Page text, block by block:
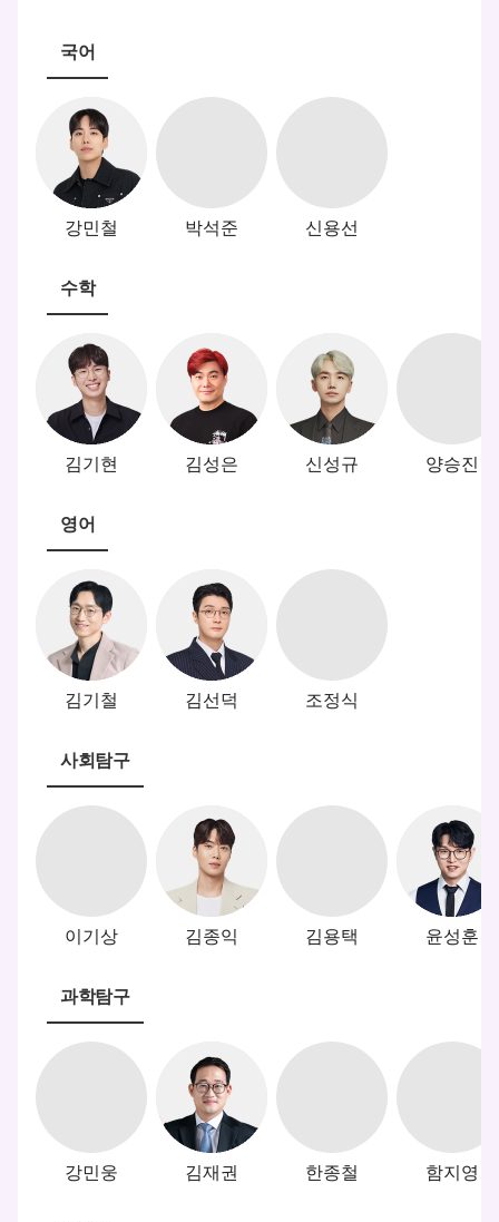
국어
강민철 박석준 신용선
수학
김기현 김성은 신성규 양승진
영어
김기철 김선덕 조정식
사회탐구
이기상 김종익 김용택 윤성훈
과학탐구
강민웅 김재권 한종철 함지영